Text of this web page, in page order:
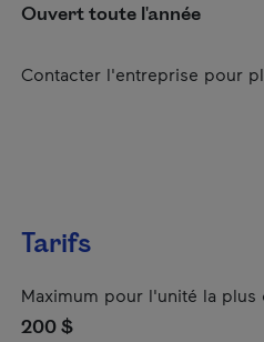
Ouvert toute l'année
Contacter l'entreprise pour
Tarifs
Maximum pour l'unité la plus
200 $